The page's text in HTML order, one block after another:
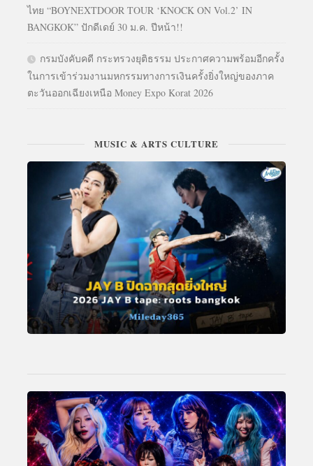
ไทย “BOYNEXTDOOR TOUR ‘KNOCK ON Vol.2’ IN
BANGKOK” ปักดีเดย์ 30 ม.ค. ปีหน้า!!
กรมบังคับคดี กระทรวงยุติธรรม ประกาศความพร้อมอีกครั้ง
ในการเข้าร่วมงานมหกรรมทางการเงินครั้งยิ่งใหญ่ของภาค
ตะวันออกเฉียงเหนือ Money Expo Korat 2026
MUSIC & ARTS CULTURE